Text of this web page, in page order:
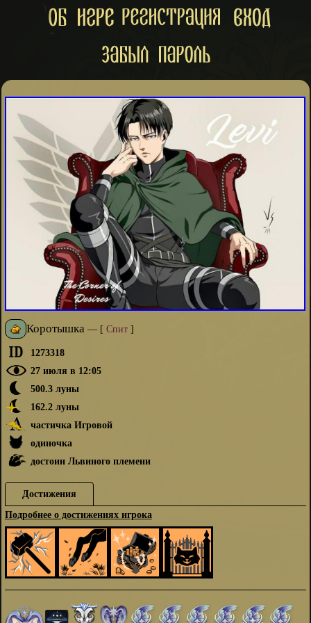
Коротышка — [ Спит]
1273318
27 июля в 12:05
500.3 луны
162.2 луны
частичка Игровой
одиночка
достоин Львиного племени
Достижения
Подробнее о достижениях игрока